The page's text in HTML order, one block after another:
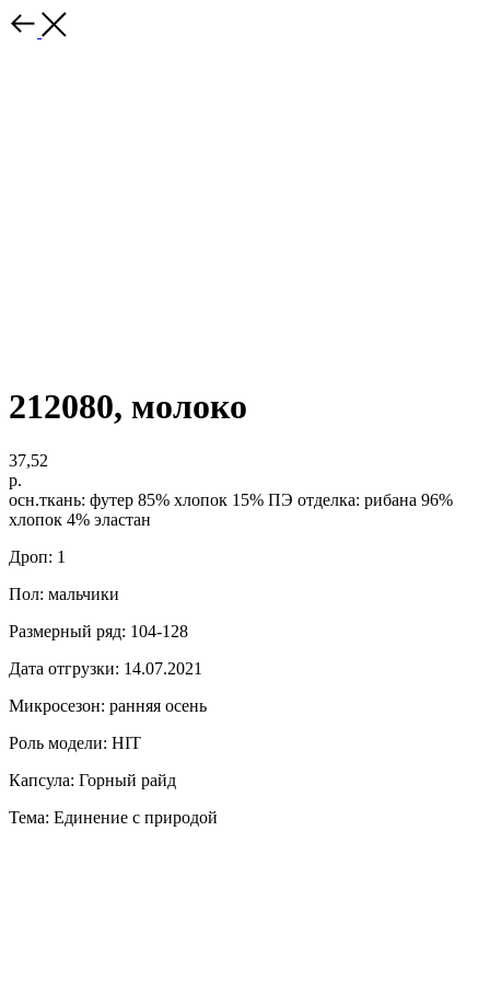
212080, молоко
37,52
р.
осн.ткань: футер 85% хлопок 15% ПЭ отделка: рибана 96%
хлопок 4% эластан
Дроп: 1
Пол: мальчики
Размерный ряд: 104-128
Дата отгрузки: 14.07.2021
Микросезон: ранняя осень
Роль модели: HIT
Капсула: Горный райд
Тема: Единение с природой